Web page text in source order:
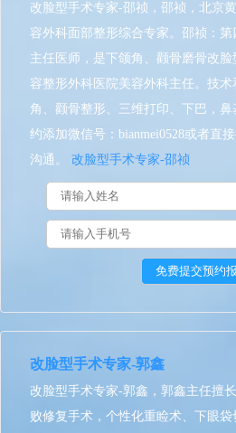
改脸型手术专家-邵祯，邵祯，北京
容外科面部整形综合专家。邵祯：
主任医师，是下颌角、颧骨磨骨改
容整形外科医院美容外科主任。技
角、颧骨整形、三维打印、下巴，
约添加微信号：bianmei0528或者直
沟通。 改脸型手术专家-邵祯
改脸型手术专家-郭鑫
改脸型手术专家-郭鑫，郭鑫主任擅
败修复手术，个性化重睑术、下眼